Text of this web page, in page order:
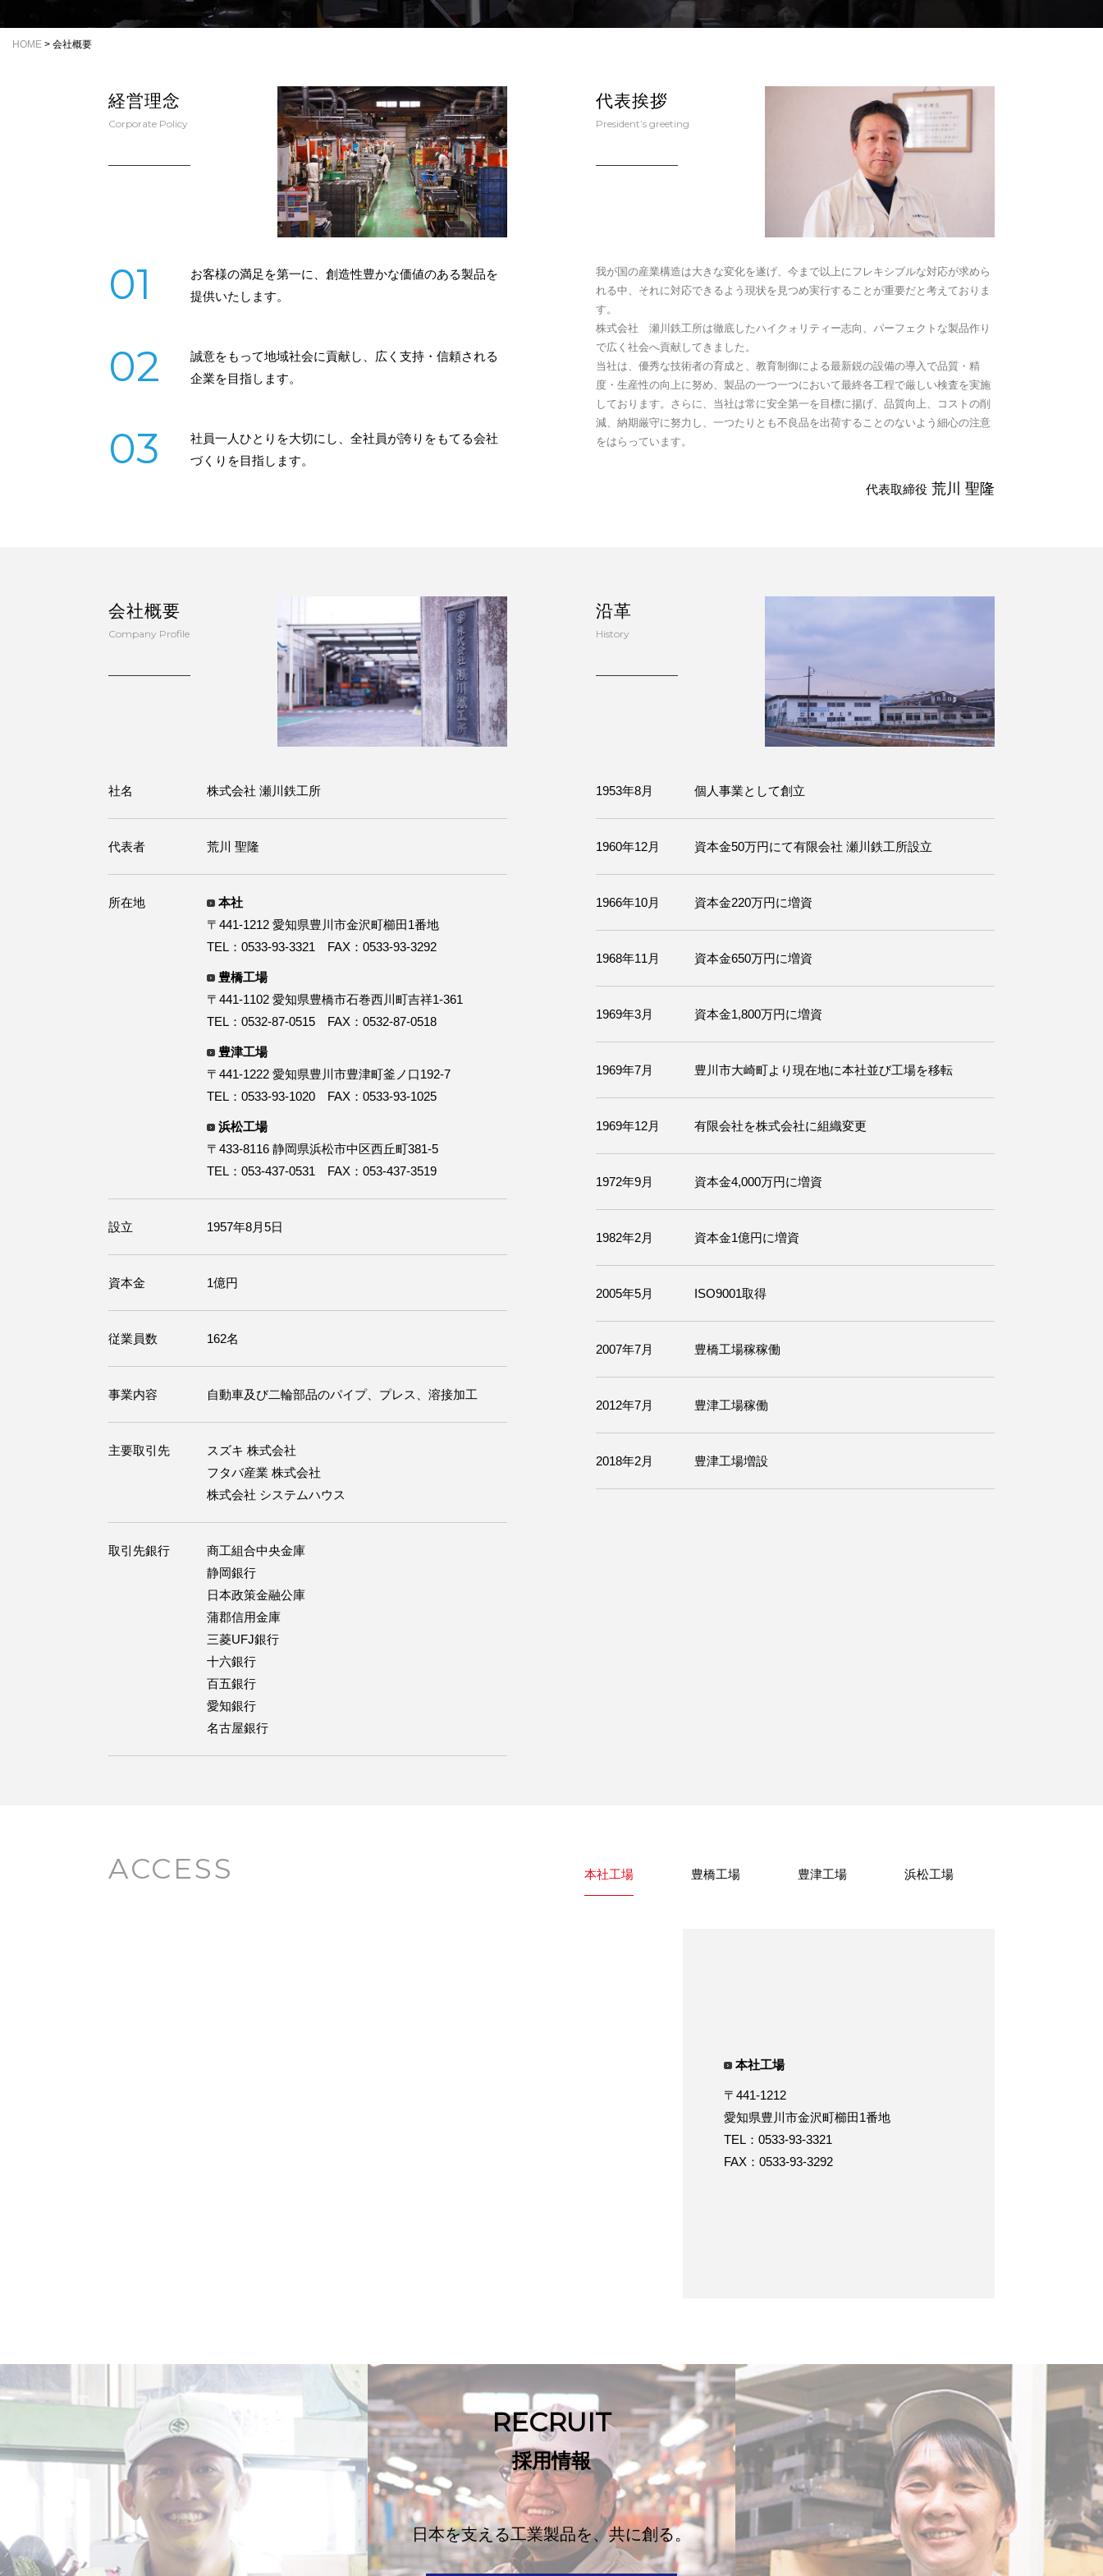
HOME > 会社概要
経営理念
Corporate Policy
01
お客様の満足を第一に、創造性豊かな価値のある製品を
提供いたします。
02
誠意をもって地域社会に貢献し、広く支持・信頼される
企業を目指します。
03
社員一人ひとりを大切にし、全社員が誇りをもてる会社
づくりを目指します。
代表挨拶
President’s greeting
我が国の産業構造は大きな変化を遂げ、今まで以上にフレキシブルな対応が求めら
れる中、それに対応できるよう現状を見つめ実行することが重要だと考えておりま
す。
株式会社 瀬川鉄工所は徹底したハイクォリティー志向、パーフェクトな製品作り
で広く社会へ貢献してきました。
当社は、優秀な技術者の育成と、教育制御による最新鋭の設備の導入で品質・精
度・生産性の向上に努め、製品の一つ一つにおいて最終各工程で厳しい検査を実施
しております。さらに、当社は常に安全第一を目標に揚げ、品質向上、コストの削
減、納期厳守に努力し、一つたりとも不良品を出荷することのないよう細心の注意
をはらっています。
代表取締役 荒川 聖隆
会社概要
Company Profile
社名 株式会社 瀬川鉄工所
代表者 荒川 聖隆
所在地
本社
〒441-1212 愛知県豊川市金沢町櫛田1番地
TEL：0533-93-3321 FAX：0533-93-3292
豊橋工場
〒441-1102 愛知県豊橋市石巻西川町吉祥1-361
TEL：0532-87-0515 FAX：0532-87-0518
豊津工場
〒441-1222 愛知県豊川市豊津町釜ノ口192-7
TEL：0533-93-1020 FAX：0533-93-1025
浜松工場
〒433-8116 静岡県浜松市中区西丘町381-5
TEL：053-437-0531 FAX：053-437-3519
設立 1957年8月5日
資本金 1億円
従業員数 162名
事業内容 自動車及び二輪部品のパイプ、プレス、溶接加工
主要取引先
スズキ 株式会社
フタバ産業 株式会社
株式会社 システムハウス
取引先銀行
商工組合中央金庫
静岡銀行
日本政策金融公庫
蒲郡信用金庫
三菱UFJ銀行
十六銀行
百五銀行
愛知銀行
名古屋銀行
沿革
History
1953年8月 個人事業として創立
1960年12月 資本金50万円にて有限会社 瀬川鉄工所設立
1966年10月 資本金220万円に増資
1968年11月 資本金650万円に増資
1969年3月 資本金1,800万円に増資
1969年7月 豊川市大崎町より現在地に本社並び工場を移転
1969年12月 有限会社を株式会社に組織変更
1972年9月 資本金4,000万円に増資
1982年2月 資本金1億円に増資
2005年5月 ISO9001取得
2007年7月 豊橋工場稼稼働
2012年7月 豊津工場稼働
2018年2月 豊津工場増設
ACCESS 本社工場 豊橋工場 豊津工場 浜松工場
本社工場
〒441-1212
愛知県豊川市金沢町櫛田1番地
TEL：0533-93-3321
FAX：0533-93-3292
RECRUIT
採用情報
日本を支える工業製品を、共に創る。